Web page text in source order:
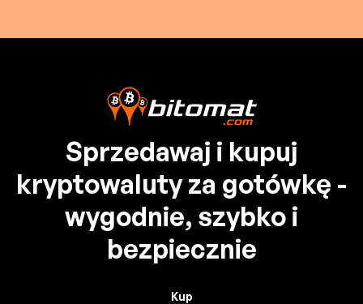
Sprzedawaj i kupuj
kryptowaluty za gotówkę -
wygodnie, szybko i
bezpiecznie
Kup